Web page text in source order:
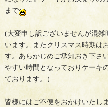
まで
(大変申し訳ございませんが混
います。またクリスマス時期は
す。あらかじめご承知おき下さ
やすい時間となっておりケーキ
ております。）
皆様にはご不便をおかけいたし